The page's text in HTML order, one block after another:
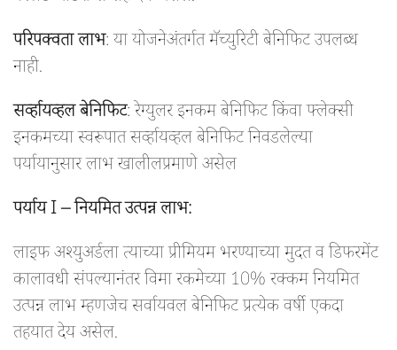
परिपक्वता लाभ: या योजनेअंतर्गत मॅच्युरिटी बेनिफिट उपलब्ध
नाही.
सर्व्हायव्हल बेनिफिट: रेग्युलर इनकम बेनिफिट किंवा फ्लेक्सी
इनकमच्या स्वरूपात सर्व्हायव्हल बेनिफिट निवडलेल्या
पर्यायानुसार लाभ खालीलप्रमाणे असेल
पर्याय I – नियमित उत्पन्न लाभ:
लाइफ अश्युअर्डला त्याच्या प्रीमियम भरण्याच्या मुदत व डिफरमेंट
कालावधी संपल्यानंतर विमा रकमेच्या 10% रक्कम नियमित
उत्पन्न लाभ म्हणजेच सर्वायवल बेनिफिट प्रत्येक वर्षी एकदा
तहयात देय असेल.